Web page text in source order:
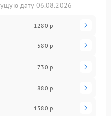
дату 06.08.2026
1280 р
580 р
730 р
880 р
1580 р